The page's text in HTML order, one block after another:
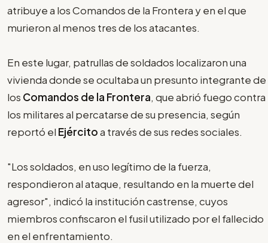
atribuye a los Comandos de la Frontera y en el que
murieron al menos tres de los atacantes.
En este lugar, patrullas de soldados localizaron una
vivienda donde se ocultaba un presunto integrante de
los Comandos de la Frontera, que abrió fuego contra
los militares al percatarse de su presencia, según
reportó el Ejércitoa través de sus redes sociales.
"Los soldados, en uso legítimo de la fuerza,
respondieron al ataque, resultando en la muerte del
agresor", indicó la institución castrense, cuyos
miembros confiscaron el fusil utilizado por el fallecido
en el enfrentamiento.